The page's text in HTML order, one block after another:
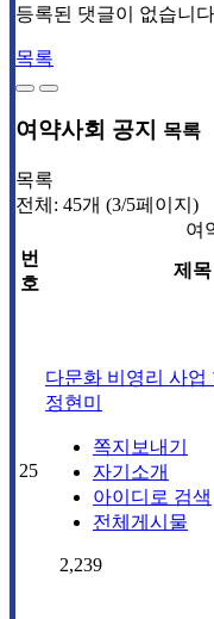
등록된 댓글이 없습니
목록
여약사회 공지 목록
목록
전체: 45개 (3/5페이지)
여
번
호
제목
25
다문화 비영리 사업
정현미
쪽지보내기
자기소개
아이디로 검색
전체게시물
2,239